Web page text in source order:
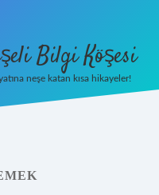
Bilgi Köşesi
neşe katan kısa hikayeler!